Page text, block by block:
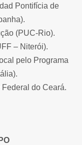
Pontifícia de
(PUC-Rio).
– Niterói).
pelo Programa
do Ceará.